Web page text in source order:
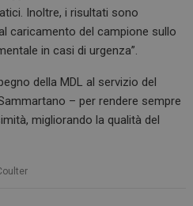
Inoltre, i risultati sono
caricamento del campione sullo
in casi di urgenza”.
della MDL al servizio del
– per rendere sempre
migliorando la qualità del